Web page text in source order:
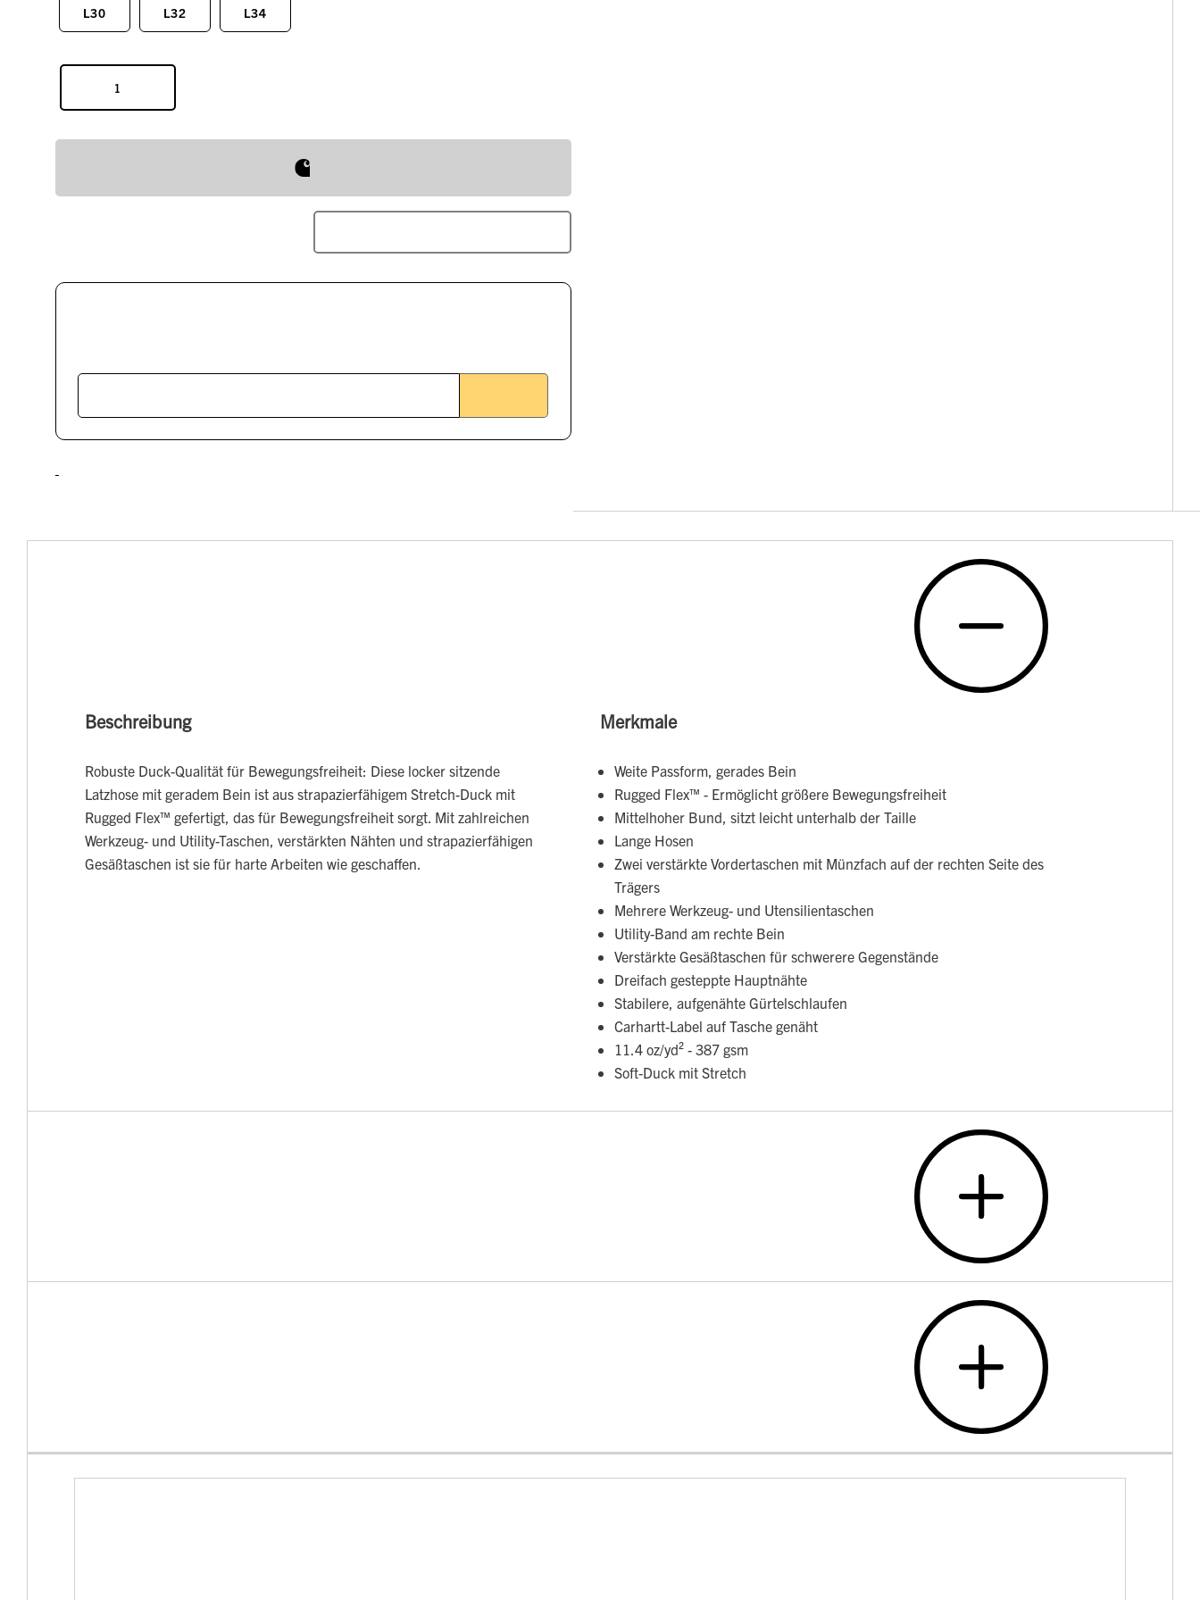
L30 L32 L34
Beschreibung
Robuste Duck-Qualität für Bewegungsfreiheit: Diese locker sitzende
Latzhose mit geradem Bein ist aus strapazierfähigem Stretch-Duck mit
Rugged Flex™ gefertigt, das für Bewegungsfreiheit sorgt. Mit zahlreichen
Werkzeug- und Utility-Taschen, verstärkten Nähten und strapazierfähigen
Gesäßtaschen ist sie für harte Arbeiten wie geschaffen.
Merkmale
Weite Passform, gerades Bein
Rugged Flex™ - Ermöglicht größere Bewegungsfreiheit
Mittelhoher Bund, sitzt leicht unterhalb der Taille
Lange Hosen
Zwei verstärkte Vordertaschen mit Münzfach auf der rechten Seite des
Trägers
Mehrere Werkzeug- und Utensilientaschen
Utility-Band am rechte Bein
Verstärkte Gesäßtaschen für schwerere Gegenstände
Dreifach gesteppte Hauptnähte
Stabilere, aufgenähte Gürtelschlaufen
Carhartt-Label auf Tasche genäht
11.4 oz/yd² - 387 gsm
Soft-Duck mit Stretch